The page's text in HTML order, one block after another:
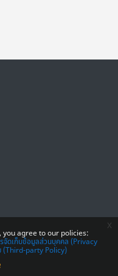
agree to our policies:
รจัดเก็บข้อมูลส่วนบุคคล (Privacy
(Third-party Policy)
x